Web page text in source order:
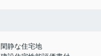
閑静な住宅地